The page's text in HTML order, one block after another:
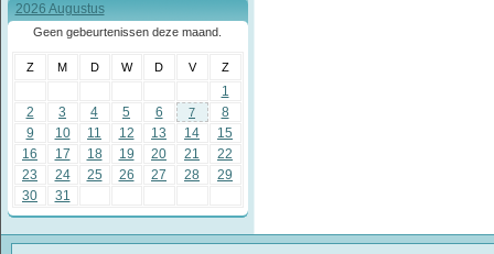
2026 Augustus
Geen gebeurtenissen deze maand.
Z M D W D V Z
1
2
3 4 5 6 7
8
9
10 11 12 13 14
15
16
17 18 19 20 21
22
23
24 25 26 27 28
29
30
31